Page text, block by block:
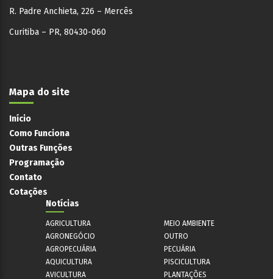
R. Padre Anchieta, 226 – Mercês
Curitiba – PR, 80430-060
Mapa do site
Início
Como Funciona
Outras Funções
Programação
Contato
Cotações
Notícias
AGRICULTURA
AGRONEGÓCIO
AGROPECUÁRIA
AQUICULTURA
AVICULTURA
MEIO AMBIENTE
OUTRO
PECUÁRIA
PISCICULTURA
PLANTAÇÕES